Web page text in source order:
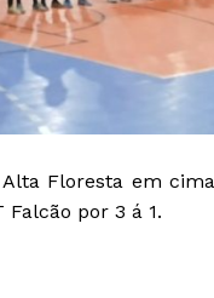
Floresta em
por 3 á 1.